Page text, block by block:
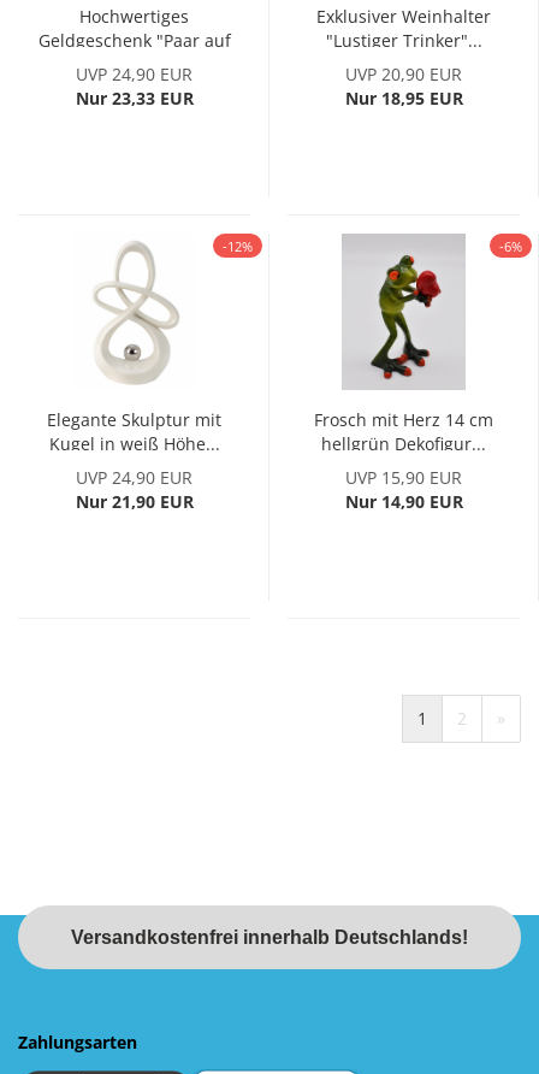
Hochwertiges
Geldgeschenk "Paar auf
Schaukel"...
UVP 24,90 EUR
Nur 23,33 EUR
Exklusiver Weinhalter
"Lustiger Trinker"...
UVP 20,90 EUR
Nur 18,95 EUR
-12%
Elegante Skulptur mit
Kugel in weiß Höhe...
UVP 24,90 EUR
Nur 21,90 EUR
-6%
Frosch mit Herz 14 cm
hellgrün Dekofigur...
UVP 15,90 EUR
Nur 14,90 EUR
1 2 »
Versandkostenfrei innerhalb Deutschlands!
Zahlungsarten